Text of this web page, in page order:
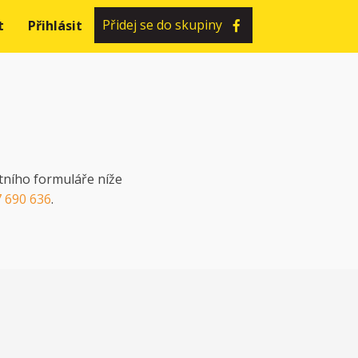
Přihlásit Přidej se do skupiny
formuláře níže
690 636.